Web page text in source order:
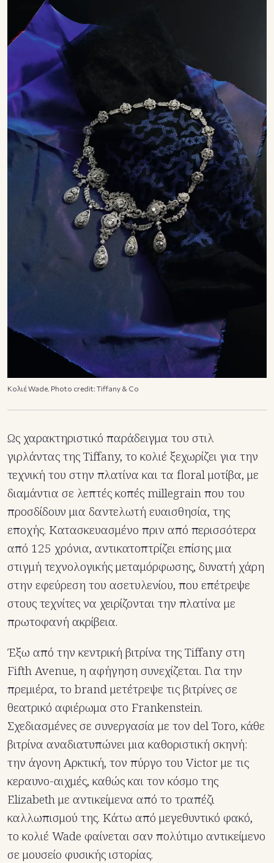
Κολιέ Wade. Photo credit: Tiffany & Co
Ως χαρακτηριστικό παράδειγμα του στιλ
γιρλάντας της Tiffany, το κολιέ ξεχωρίζει για την
τεχνική του στην πλατίνα και τα floral μοτίβα, με
διαμάντια σε λεπτές κοπές millegrain που του
προσδίδουν μια δαντελωτή ευαισθησία, της
εποχής. Κατασκευασμένο πριν από περισσότερα
από 125 χρόνια, αντικατοπτρίζει επίσης μια
στιγμή τεχνολογικής μεταμόρφωσης, δυνατή χάρη
στην εφεύρεση του ασετυλενίου, που επέτρεψε
στους τεχνίτες να χειρίζονται την πλατίνα με
πρωτοφανή ακρίβεια.
Έξω από την κεντρική βιτρίνα της Tiffany στη
Fifth Avenue, η αφήγηση συνεχίζεται. Για την
πρεμιέρα, το brand μετέτρεψε τις βιτρίνες σε
θεατρικό αφιέρωμα στο Frankenstein.
Σχεδιασμένες σε συνεργασία με τον del Toro, κάθε
βιτρίνα αναδιατυπώνει μια καθοριστική σκηνή:
την άγονη Αρκτική, τον πύργο του Victor με τις
κεραυνο-αιχμές, καθώς και τον κόσμο της
Elizabeth με αντικείμενα από το τραπέζι
καλλωπισμού της. Κάτω από μεγεθυντικό φακό,
το κολιέ Wade φαίνεται σαν πολύτιμο αντικείμενο
σε μουσείο φυσικής ιστορίας.